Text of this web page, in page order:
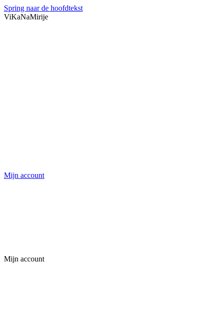
Spring naar de hoofdtekst
ViKaNaMirije
Mijn account
Mijn account